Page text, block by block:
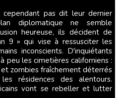
pas dit leur dernier
diplomatique ne semble
heureuse, ils décident de
9 » qui vise à ressusciter les
inconscients. D'inquiétants
peu les cimetières californiens :
zombies fraîchement déterrés
résidences des alentours.
vont se rebeller et lutter